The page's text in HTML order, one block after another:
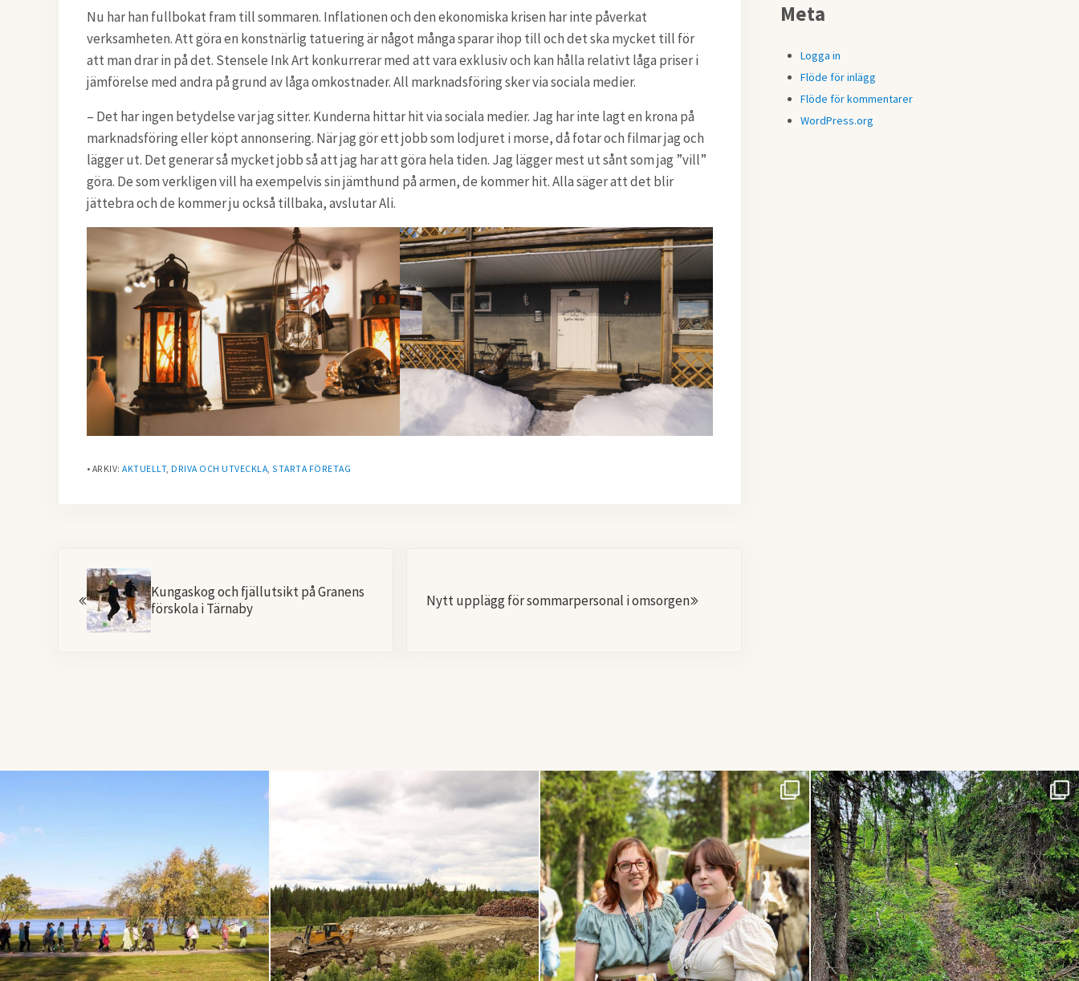
Nu har han fullbokat fram till sommaren. Inflationen och den ekonomiska krisen har inte påverkat
verksamheten. Att göra en konstnärlig tatuering är något många sparar ihop till och det ska mycket till för
att man drar in på det. Stensele Ink Art konkurrerar med att vara exklusiv och kan hålla relativt låga priser i
jämförelse med andra på grund av låga omkostnader. All marknadsföring sker via sociala medier.
– Det har ingen betydelse var jag sitter. Kunderna hittar hit via sociala medier. Jag har inte lagt en krona på
marknadsföring eller köpt annonsering. När jag gör ett jobb som lodjuret i morse, då fotar och filmar jag och
lägger ut. Det generar så mycket jobb så att jag har att göra hela tiden. Jag lägger mest ut sånt som jag ”vill”
göra. De som verkligen vill ha exempelvis sin jämthund på armen, de kommer hit. Alla säger att det blir
jättebra och de kommer ju också tillbaka, avslutar Ali.
• ARKIV:AKTUELLT, DRIVA OCH UTVECKLA,STARTA FÖRETAG
Kungaskog och fjällutsikt på Granens
förskola i Tärnaby
Nytt upplägg för sommarpersonal i omsorgen
Meta
Logga in
Flöde för inlägg
Flöde för kommentarer
WordPress.org